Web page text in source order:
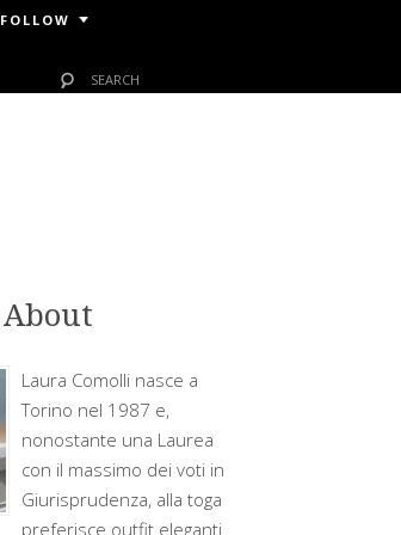
FOLLOW
About
Laura Comolli nasce a
Torino nel 1987 e,
nonostante una Laurea
con il massimo dei voti in
Giurisprudenza, alla toga
preferisce outfit eleganti